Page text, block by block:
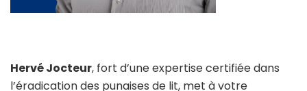
Hervé Jocteur, fort d’une expertise certifiée dans
l’éradication des punaises de lit, met à votre